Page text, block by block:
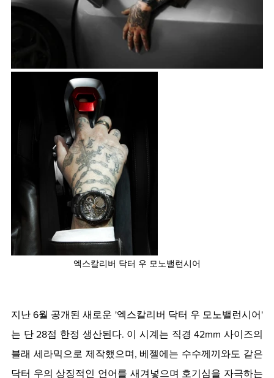
엑스칼리버 닥터 우 모노밸런시어
지난 6월 공개된 새로운 '엑스칼리버 닥터 우 모노밸런시어'
는 단 28점 한정 생산된다. 이 시계는 직경 42mm 사이즈의
블래 세라믹으로 제작했으며, 베젤에는 수수께끼와도 같은
닥터 우의 상징적인 언어를 새겨넣으며 호기심을 자극하는